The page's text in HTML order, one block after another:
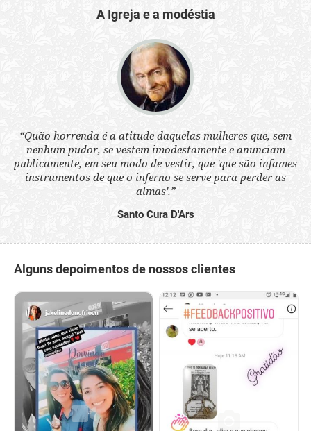
A Igreja e a modéstia
“Quão horrenda é a atitude daquelas mulheres que, sem
nenhum pudor, se vestem imodestamente e anunciam
publicamente, em seu modo de vestir, que 'que são infames
instrumentos de que o inferno se serve para perder as
almas'.”
Santo Cura D'Ars
Alguns depoimentos de nossos clientes